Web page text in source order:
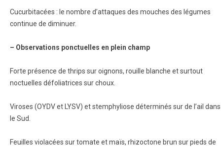
Cucurbitacées : le nombre d’attaques des mouches des légumes
continue de diminuer.
– Observations ponctuelles en plein champ
Forte présence de thrips sur oignons, rouille blanche et surtout
noctuelles défoliatrices sur choux.
Viroses (OYDV et LYSV) et stemphyliose déterminés sur de l’ail dans
le Sud.
Feuilles violacées sur tomate et maïs, rhizoctone brun sur pieds de